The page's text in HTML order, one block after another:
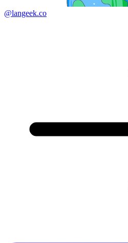
@langeek.co